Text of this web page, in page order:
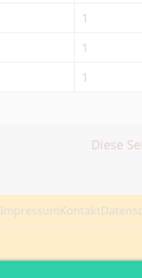
1
1
1
Diese
ImpressumKontakt